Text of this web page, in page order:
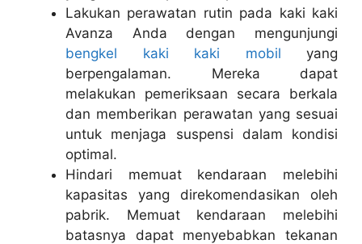
Lakukan perawatan rutin pada kaki kaki
Avanza Anda dengan mengunjungi
bengkel kaki kaki mobil yang
berpengalaman. Mereka dapat
melakukan pemeriksaan secara berkala
dan memberikan perawatan yang sesuai
untuk menjaga suspensi dalam kondisi
optimal.
Hindari memuat kendaraan melebihi
kapasitas yang direkomendasikan oleh
pabrik. Memuat kendaraan melebihi
batasnya dapat menyebabkan tekanan